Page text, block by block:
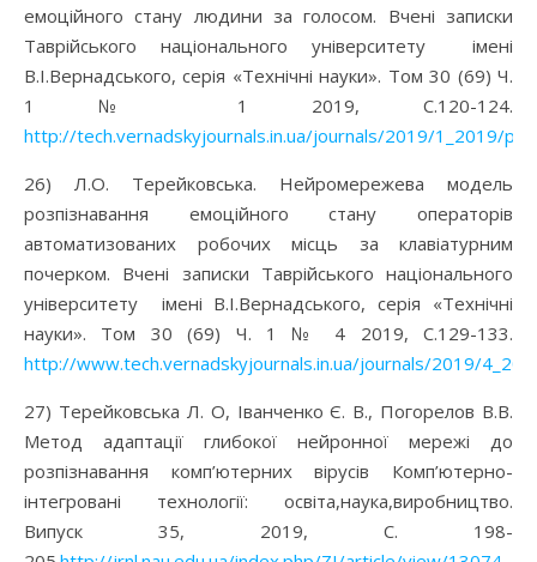
емоційного стану людини за голосом. Вчені записки
Таврійського національного університету імені
В.І.Вернадського, серія «Технічні науки». Том 30 (69) Ч.
1 № 1 2019, С.120-124.
http://tech.vernadskyjournals.in.ua/journals/2019/1_2019/
26) Л.О. Терейковська. Нейромережева модель
розпізнавання емоційного стану операторів
автоматизованих робочих місць за клавіатурним
почерком. Вчені записки Таврійського національного
університету імені В.І.Вернадського, серія «Технічні
науки». Том 30 (69) Ч. 1 № 4 2019, С.129-133.
http://www.tech.vernadskyjournals.in.ua/journals/2019/
27) Терейковська Л. О, Іванченко Є. В., Погорелов В.В.
Метод адаптації глибокої нейронної мережі до
розпізнавання комп’ютерних вірусів Комп’ютерно-
інтегровані технології: освіта,наука,виробництво.
Випуск 35, 2019, С. 198-